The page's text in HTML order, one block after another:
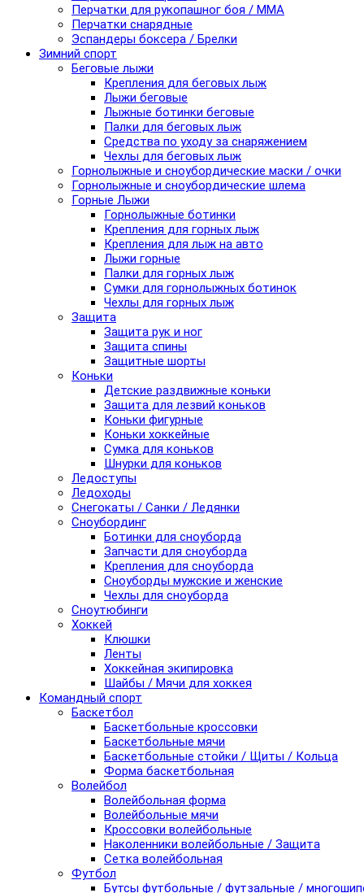
Перчатки для рукопашног боя / ММА
Перчатки снарядные
Эспандеры боксера / Брелки
Зимний спорт
Беговые лыжи
Крепления для беговых лыж
Лыжи беговые
Лыжные ботинки беговые
Палки для беговых лыж
Средства по уходу за снаряжением
Чехлы для беговых лыж
Горнолыжные и сноубордические маски / очки
Горнолыжные и сноубордические шлема
Горные Лыжи
Горнолыжные ботинки
Крепления для горных лыж
Крепления для лыж на авто
Лыжи горные
Палки для горных лыж
Сумки для горнолыжных ботинок
Чехлы для горных лыж
Защита
Защита рук и ног
Защита спины
Защитные шорты
Коньки
Детские раздвижные коньки
Защита для лезвий коньков
Коньки фигурные
Коньки хоккейные
Сумка для коньков
Шнурки для коньков
Ледоступы
Ледоходы
Снегокаты / Санки / Ледянки
Сноубординг
Ботинки для сноуборда
Запчасти для сноуборда
Крепления для сноуборда
Сноуборды мужские и женские
Чехлы для сноуборда
Сноутюбинги
Хоккей
Клюшки
Ленты
Хоккейная экипировка
Шайбы / Мячи для хоккея
Командный спорт
Баскетбол
Баскетбольные кроссовки
Баскетбольные мячи
Баскетбольные стойки / Щиты / Кольца
Форма баскетбольная
Волейбол
Волейбольная форма
Волейбольные мячи
Кроссовки волейбольные
Наколенники волейбольные / Защита
Сетка волейбольная
Футбол
Бутсы футбольные / футзальные /